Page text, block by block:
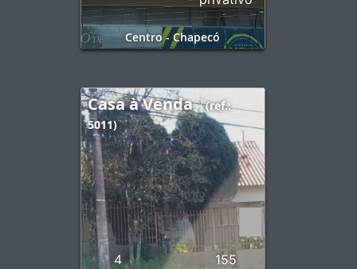
Centro - Chapecó
Casa à Venda
(ref.:
5011)
4
155